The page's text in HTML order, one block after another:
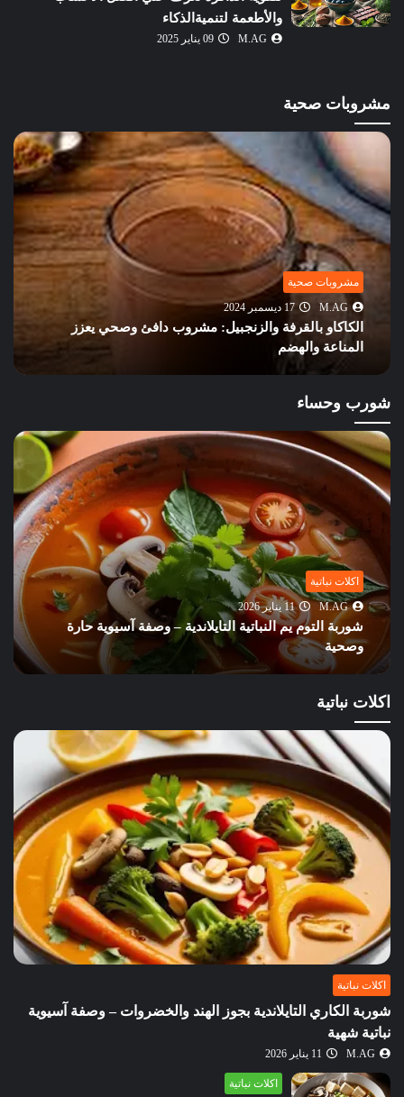
والأطعمة لتنميةالذكاء
M.AG 09 يناير 2025
مشروبات صحية
مشروبات صحية
M.AG
17 ديسمبر 2024
الكاكاو بالقرفة والزنجبيل: مشروب دافئ وصحي يعزز
المناعة والهضم
شورب وحساء
اكلات نباتية
M.AG
11 يناير 2026
شوربة التوم يم النباتية التايلاندية – وصفة آسيوية حارة
وصحية
اكلات نباتية
اكلات نباتية
شوربة الكاري التايلاندية بجوز الهند والخضروات – وصفة آسيوية
نباتية شهية
M.AG 11 يناير 2026
اكلات نباتية